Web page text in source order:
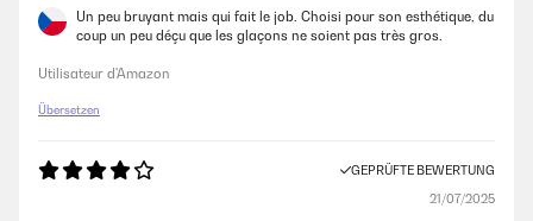
Tropfen Spülmittel , dann hält sie ewig :-)4. zu zu Seiten der Maschine
immer ausreichend Platz lassen , sonst läuft sie heiß
Amazon-Benutzer
Un peu bruyant mais qui fait le job. Choisi pour son esthétique, du
coup un peu déçu que les glaçons ne soient pas très gros.
Utilisateur d'Amazon
Übersetzen
GEPRÜFTE BEWERTUNG
21/07/2025